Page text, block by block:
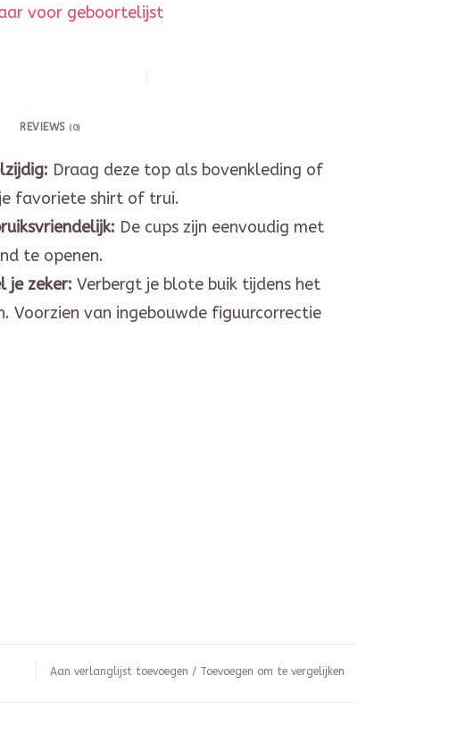
voor geboortelijst
REVIEWS (0)
Draag deze top als bovenkleding of
favoriete shirt of trui.
De cups zijn eenvoudig met
te openen.
je zeker: Verbergt je blote buik tijdens het
Voorzien van ingebouwde figuurcorrectie
Aan verlanglijst toevoegen / Toevoegen om te vergelijken